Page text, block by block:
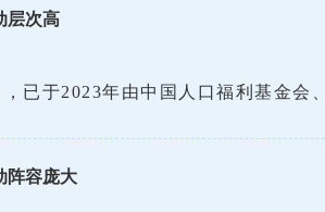
层次高
，已于2023年由中国人口福利基金
阵容庞大